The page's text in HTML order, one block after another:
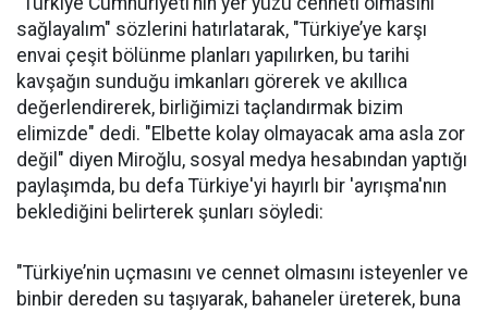
sağlayalım" sözlerini hatırlatarak, "Türkiye’ye karşı
envai çeşit bölünme planları yapılırken, bu tarihi
kavşağın sunduğu imkanları görerek ve akıllıca
değerlendirerek, birliğimizi taçlandırmak bizim
elimizde" dedi. "Elbette kolay olmayacak ama asla zor
değil" diyen Miroğlu, sosyal medya hesabından yaptığı
paylaşımda, bu defa Türkiye'yi hayırlı bir 'ayrışma'nın
beklediğini belirterek şunları söyledi:
"Türkiye’nin uçmasını ve cennet olmasını isteyenler ve
binbir dereden su taşıyarak, bahaneler üreterek, buna